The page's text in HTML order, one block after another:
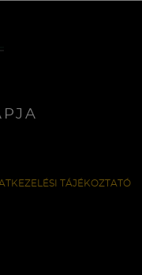
TÁJÉKOZTATÓ